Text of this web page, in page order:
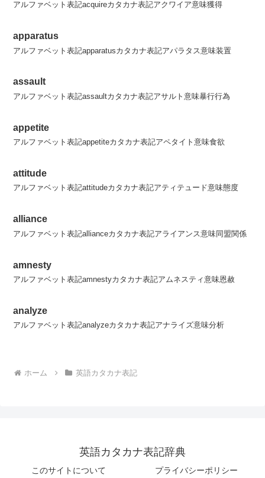
アルファベット表記acquireカタカナ表記アクワイア意味獲得
apparatus
アルファベット表記apparatusカタカナ表記アパラタス意味装置
assault
アルファベット表記assaultカタカナ表記アサルト意味暴行行為
appetite
アルファベット表記appetiteカタカナ表記アペタイト意味食欲
attitude
アルファベット表記attitudeカタカナ表記アティテュード意味態度
alliance
アルファベット表記allianceカタカナ表記アライアンス意味同盟関係
amnesty
アルファベット表記amnestyカタカナ表記アムネスティ意味恩赦
analyze
アルファベット表記analyzeカタカナ表記アナライズ意味分析
ホーム 英語カタカナ表記
英語カタカナ表記辞典
このサイトについて プライバシーポリシー